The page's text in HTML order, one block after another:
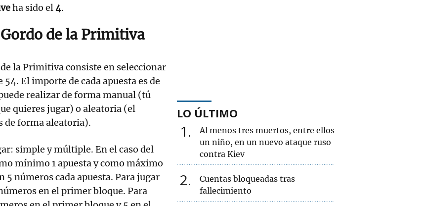
ha sido el4.
de la Primitiva
de la Primitiva consiste en seleccionar
El importe de cada apuesta es de
realizar de forma manual (tú
quieres jugar) o aleatoria (el
de forma aleatoria).
simple y múltiple. En el caso del
mínimo 1 apuesta y como máximo
5 números cada apuesta. Para jugar
en el primer bloque. Para
LO ÚLTIMO
1
Al menos tres muertos, entre ellos
un niño, en un nuevo ataque ruso
contra Kiev
2
Cuentas bloqueadas tras
fallecimiento